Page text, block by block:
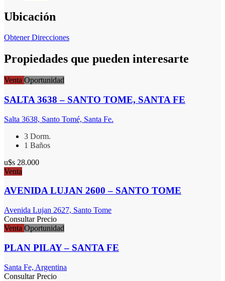
Ubicación
Obtener Direcciones
Propiedades que pueden interesarte
Venta Oportunidad
SALTA 3638 – SANTO TOME, SANTA FE
Salta 3638, Santo Tomé, Santa Fe.
3 Dorm.
1 Baños
u$s 28.000
Venta
AVENIDA LUJAN 2600 – SANTO TOME
Avenida Lujan 2627, Santo Tome
Consultar Precio
Venta Oportunidad
PLAN PILAY – SANTA FE
Santa Fe, Argentina
Consultar Precio